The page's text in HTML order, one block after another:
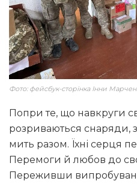
Фото: фейсбук-сторінка Інни
Попри те, що навкруги
розриваються снаряди,
мить разом. Їхні серця
Перемоги й любов до
Переживши